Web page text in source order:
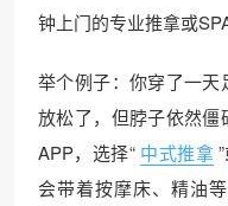
钟上门的专业推拿或
举个例子：你穿了一
放松了，但脖子依然
APP，选择“ 中式推拿
会带着按摩床、精油